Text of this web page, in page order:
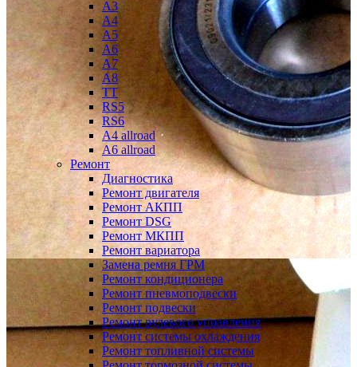
A3
A4
A5
A6
A7
A8
TT
RS5
RS6
A4 allroad
A6 allroad
Ремонт
Диагностика
Ремонт двигателя
Ремонт АКПП
Ремонт DSG
Ремонт МКПП
Ремонт вариатора
Замена ремня ГРМ
Ремонт кондиционера
Ремонт пневмоподвески
Ремонт подвески
Ремонт рулевого управления
Ремонт системы охлаждения
Ремонт топливной системы